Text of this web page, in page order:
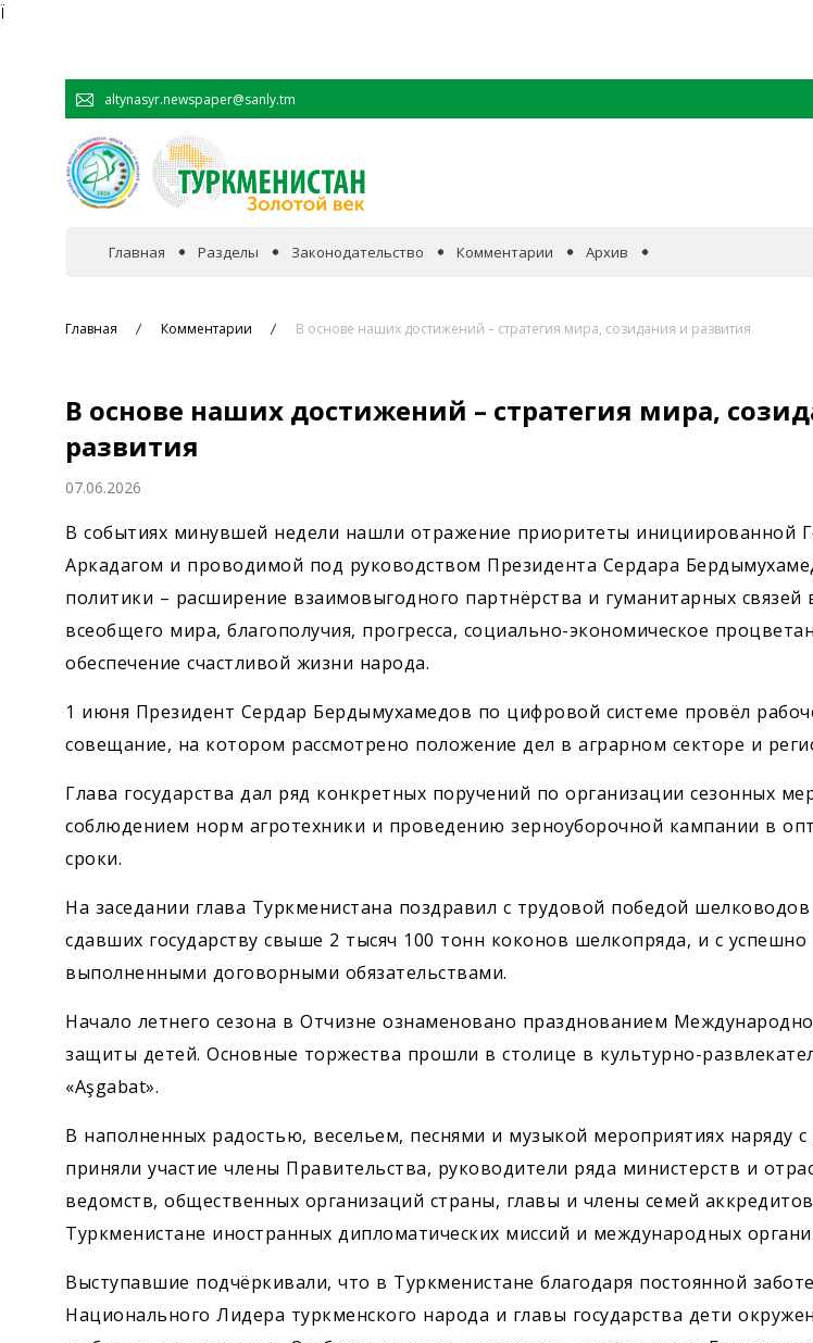
Ï
altynasyr.newspaper@sanly.tm
Главная Разделы
Сотрудничество
Общество
Спорт
Законодательство Комментарии Архив
Главная Комментарии В основе наших достижений – стратегия мира, созидания и развития
В основе наших достижений – стратегия мира,
развития
07.06.2026
В событиях минувшей недели нашли отражение приоритеты инициированной
Аркадагом и проводимой под руководством Президента Сердара
политики – расширение взаимовыгодного партнёрства и гуманитарных связей
всеобщего мира, благополучия, прогресса, социально-экономическое
обеспечение счастливой жизни народа.
1 июня Президент Сердар Бердымухамедов по цифровой системе провёл
совещание, на котором рассмотрено положение дел в аграрном секторе и
Глава государства дал ряд конкретных поручений по организации сезонных
соблюдением норм агротехники и проведению ­зерноуборочной кампании в
сроки.
На заседании глава Туркменистана поздравил с трудовой победой
сдавших государству свыше 2 тысяч 100 тонн коконов шелкопряда, и с успешно
выполненными договорными обязательствами.
Начало летнего сезона в Отчизне ознаменовано празднованием
защиты детей. Основные торжества прошли в столице в культурно-
«Aşgabat».
В наполненных радостью, весельем, песнями и музыкой мероприятиях наряду
приняли участие члены Правительства, руководители ряда министерств и
ведомств, общественных организаций страны, главы и члены семей
Туркменистане иностранных дипломатических миссий и международных
Выступавшие подчёркивали, что в Туркменистане благодаря постоянной заботе
Национального Лидера туркменского народа и главы государства дети